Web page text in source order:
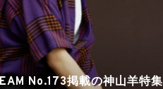
No.173掲載の神山羊特集